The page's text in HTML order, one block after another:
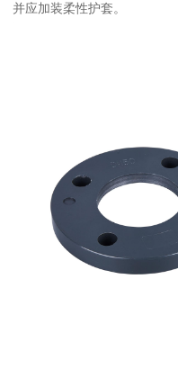
并应加装柔性护套。